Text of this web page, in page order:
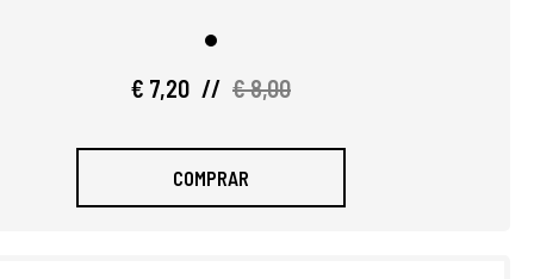
€ 7,20 // € 8,00
COMPRAR